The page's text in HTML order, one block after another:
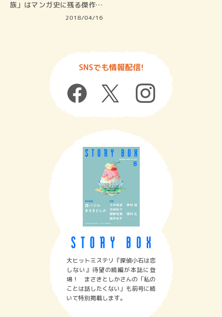
族」はマンガ史に残る傑作で
2018/04/16
SNSでも情報配信!
大ヒットミステリ『探偵小石は恋
しない』待望の続編が本誌に登
場！ まさきとしかさんの「私の
ことは話したくない」も前号に続
いて特別掲載します。